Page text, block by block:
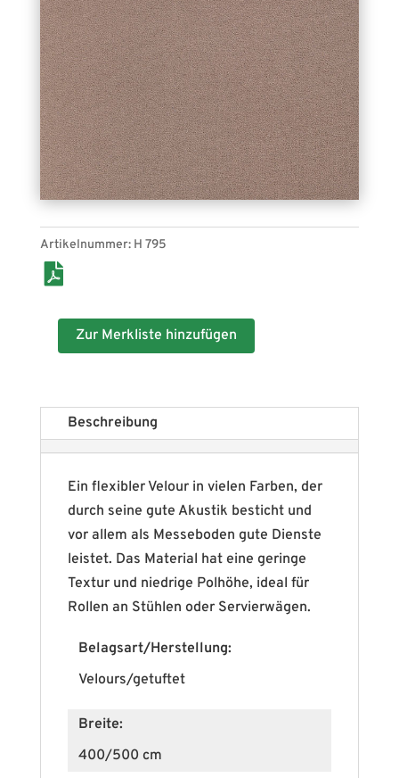
Velours matt H 795. Bahnenware, für den Indoor-
Bereich geeignet.
Artikelnummer: H 795
Zur Merkliste hinzufügen
Beschreibung
Ein flexibler Velour in vielen Farben, der
durch seine gute Akustik besticht und
vor allem als Messeboden gute Dienste
leistet. Das Material hat eine geringe
Textur und niedrige Polhöhe, ideal für
Rollen an Stühlen oder Servierwägen.
Belagsart/Herstellung:
Velours/getuftet
Breite:
400/500 cm